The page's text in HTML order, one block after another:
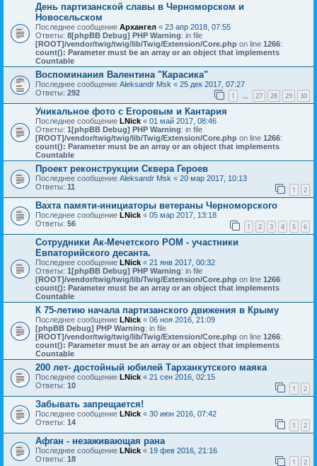
День партизанской славы в Черноморском и
Новосельском
Последнее сообщение Архангел « 23 апр 2018, 07:55
Ответы: 8[phpBB Debug] PHP Warning: in file
[ROOT]/vendor/twig/twig/lib/Twig/Extension/Core.php on line 1266:
count(): Parameter must be an array or an object that implements
Countable
Воспоминания Валентина "Карасика"
Последнее сообщение Aleksandr Msk « 25 дек 2017, 07:27
Ответы: 292 1 27 28 29 30
Уникальное фото с Егоровым и Кантария
Последнее сообщение LNick « 01 май 2017, 08:46
Ответы: 1[phpBB Debug] PHP Warning: in file
[ROOT]/vendor/twig/twig/lib/Twig/Extension/Core.php on line 1266:
count(): Parameter must be an array or an object that implements
Countable
Проект реконструкции Сквера Героев
Последнее сообщение Aleksandr Msk « 20 мар 2017, 10:13
Ответы: 11 1 2
Вахта памяти-инициаторы ветераны Черноморского
Последнее сообщение LNick « 05 мар 2017, 13:18
Ответы: 56 1 2 3 4 5 6
Сотрудники Ак-Мечетского РОМ - участники
Евпаторийского десанта.
Последнее сообщение LNick « 21 янв 2017, 00:32
Ответы: 1[phpBB Debug] PHP Warning: in file
[ROOT]/vendor/twig/twig/lib/Twig/Extension/Core.php on line 1266:
count(): Parameter must be an array or an object that implements
Countable
К 75-летию начала партизанского движения в Крыму
Последнее сообщение LNick « 06 ноя 2016, 21:09
[phpBB Debug] PHP Warning: in file
[ROOT]/vendor/twig/twig/lib/Twig/Extension/Core.php on line 1266:
count(): Parameter must be an array or an object that implements
Countable
200 лет- достойный юбилей Тарханкутского маяка
Последнее сообщение LNick « 21 сен 2016, 02:15
Ответы: 10 1 2
Забывать запрещается!
Последнее сообщение LNick « 30 июн 2016, 07:42
Ответы: 14 1 2
Афган - незаживающая рана
Последнее сообщение LNick « 19 фев 2016, 21:16
Ответы: 18 1 2